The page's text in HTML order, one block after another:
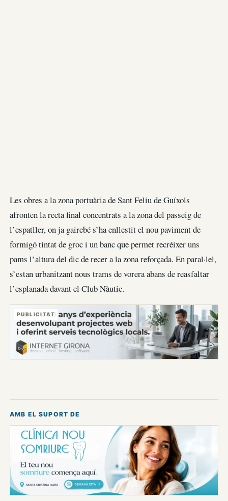
Les obres a la zona portuària de Sant Feliu de Guíxols
afronten la recta final concentrats a la zona del passeig de
l’espatller, on ja gairebé s’ha enllestit el nou paviment de
formigó tintat de groc i un banc que permet recréixer uns
pams l’altura del dic de recer a la zona reforçada. En paral·lel,
s’estan urbanitzant nous trams de vorera abans de reasfaltar
l’esplanada davant el Club Nàutic.
PUBLICITAT
AMB EL SUPORT DE